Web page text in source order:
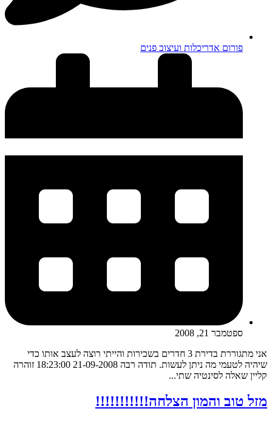
פורום אדריכלות ועיצוב פנים
ספטמבר 21, 2008
אני מתגוררת בדירת 3 חדרים בשכירות והייתי רוצה לעצב אותו כדי
שיהיה לטעמי מה ניתן לעשות. תודה רבה 21-09-2008 18:23:00 זוהרה
קליין שאלה לסינטיה שתי...
מזל טוב והמון הצלחה!!!!!!!!!!!